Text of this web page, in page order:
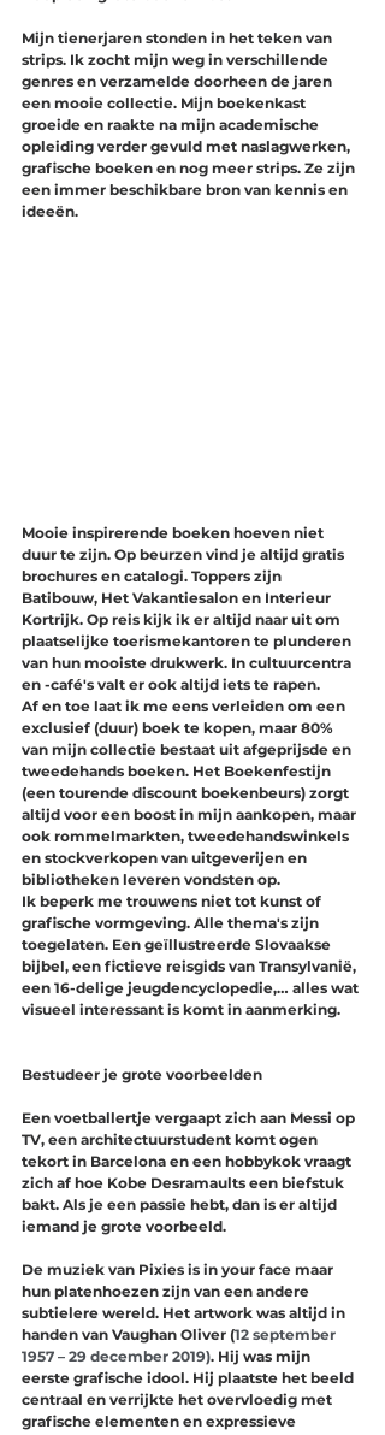
Mijn tienerjaren stonden in het teken van
strips. Ik zocht mijn weg in verschillende
genres en verzamelde doorheen de jaren
een mooie collectie. Mijn boekenkast
groeide en raakte na mijn academische
opleiding verder gevuld met naslagwerken,
grafische boeken en nog meer strips. Ze zijn
een immer beschikbare bron van kennis en
ideeën.
Mooie inspirerende boeken hoeven niet
duur te zijn. Op beurzen vind je altijd gratis
brochures en catalogi. Toppers zijn
Batibouw, Het Vakantiesalon en Interieur
Kortrijk. Op reis kijk ik er altijd naar uit om
plaatselijke toerismekantoren te plunderen
van hun mooiste drukwerk. In cultuurcentra
en -café's valt er ook altijd iets te rapen.
Af en toe laat ik me eens verleiden om een
exclusief (duur) boek te kopen, maar 80%
van mijn collectie bestaat uit afgeprijsde en
tweedehands boeken. Het Boekenfestijn
(een tourende discount boekenbeurs) zorgt
altijd voor een boost in mijn aankopen, maar
ook rommelmarkten, tweedehandswinkels
en stockverkopen van uitgeverijen en
bibliotheken leveren vondsten op.
Ik beperk me trouwens niet tot kunst of
grafische vormgeving. Alle thema's zijn
toegelaten. Een geïllustreerde Slovaakse
bijbel, een fictieve reisgids van Transylvanië,
een 16-delige jeugdencyclopedie,… alles wat
visueel interessant is komt in aanmerking.
Bestudeer je grote voorbeelden
Een voetballertje vergaapt zich aan Messi op
TV, een architectuurstudent komt ogen
tekort in Barcelona en een hobbykok vraagt
zich af hoe Kobe Desramaults een biefstuk
bakt. Als je een passie hebt, dan is er altijd
iemand je grote voorbeeld.
De muziek van Pixies is in your face maar
hun platenhoezen zijn van een andere
subtielere wereld. Het artwork was altijd in
handen van Vaughan Oliver (12 september
1957 – 29 december 2019). Hij was mijn
eerste grafische idool. Hij plaatste het beeld
centraal en verrijkte het overvloedig met
grafische elementen en expressieve